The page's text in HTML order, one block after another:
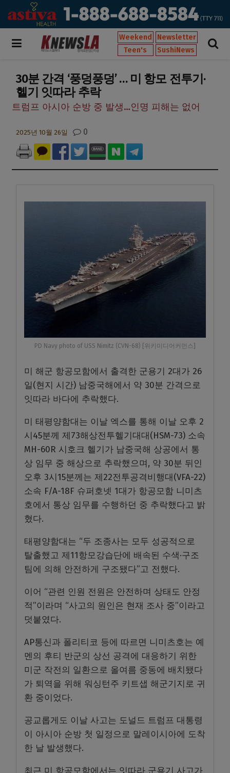
Weekend
Newsletter
Teen's
SushiNews
30분 간격 ‘풍덩풍덩’ … 미 항모 전투기·
헬기 잇따라 추락
트럼프 아시아 순방 중 발생…인명 피해는 없어
2025년 10월 26일 0
PD Navy photo of USS Nimitz (CVN-68) [위키미디어커먼스]
미 해군 항공모함에서 출격한 군용기 2대가 26
일(현지 시간) 남중국해에서 약 30분 간격으로
잇따라 바다에 추락했다.
미 태평양함대는 이날 엑스를 통해 이날 오후 2
시45분께 제73해상전투헬기대대(HSM-73) 소속
MH-60R 시호크 헬기가 남중국해 상공에서 통
상 임무 중 해상으로 추락했으며, 약 30분 뒤인
오후 3시15분께는 제22전투공격비행대(VFA-22)
소속 F/A-18F 슈퍼호넷 1대가 항공모함 니미츠
호에서 통상 임무를 수행하던 중 추락했다고 밝
혔다.
태평양함대는 “두 조종사는 모두 성공적으로
탈출했고 제11항모강습단에 배속된 수색·구조
팀에 의해 안전하게 구조됐다”고 전했다.
이어 “관련 인원 전원은 안전하며 상태도 안정
적”이라며 “사고의 원인은 현재 조사 중”이라고
덧붙였다.
AP통신과 폴리티코 등에 따르면 니미츠호는 예
멘의 후티 반군의 상선 공격에 대응하기 위한
미군 작전의 일환으로 올여름 중동에 배치됐다
가 퇴역을 위해 워싱턴주 키트샙 해군기지로 귀
환 중이었다.
공교롭게도 이날 사고는 도널드 트럼프 대통령
이 아시아 순방 첫 일정으로 말레이시아에 도착
한 날 발생했다.
최근 미 항공모함에서는 잇따라 군용기 사고가